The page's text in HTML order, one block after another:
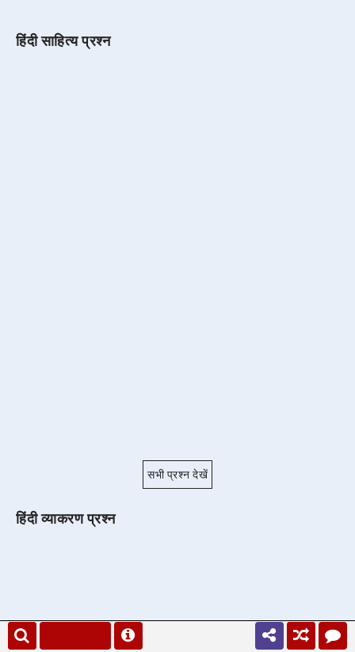
हिंदी साहित्य प्रश्न
सभी प्रश्न देखें
हिंदी व्याकरण प्रश्न